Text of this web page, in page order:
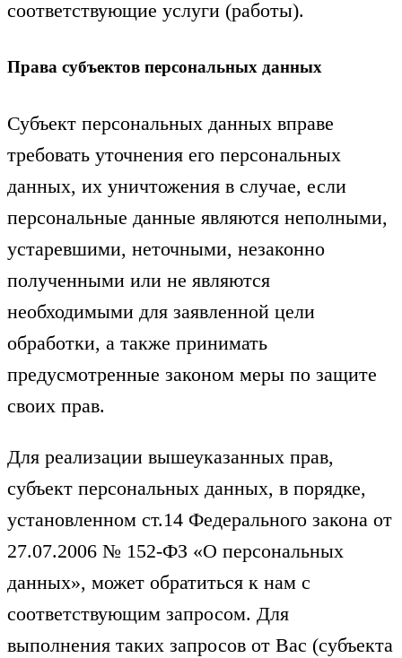
соответствующие услуги (работы).
Права субъектов персональных данных
Субъект персональных данных вправе
требовать уточнения его персональных
данных, их уничтожения в случае, если
персональные данные являются неполными,
устаревшими, неточными, незаконно
полученными или не являются
необходимыми для заявленной цели
обработки, а также принимать
предусмотренные законом меры по защите
своих прав.
Для реализации вышеуказанных прав,
субъект персональных данных, в порядке,
установленном ст.14 Федерального закона от
27.07.2006 № 152-ФЗ «О персональных
данных», может обратиться к нам с
соответствующим запросом. Для
выполнения таких запросов от Вас (субъекта